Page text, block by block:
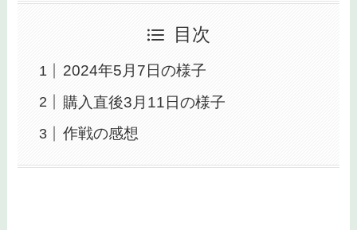
目次
2024年5月7日の様子
購入直後3月11日の様子
作戦の感想